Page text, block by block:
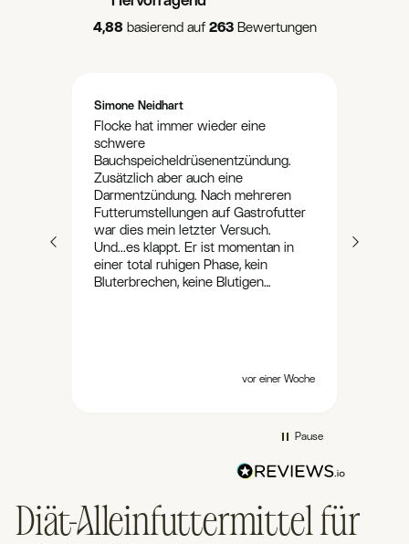
4,88 basierend auf 263 Bewertungen
Simone Neidhart
Flocke hat immer wieder eine
schwere
Bauchspeicheldrüsenentzündung.
Zusätzlich aber auch eine
Darmentzündung. Nach mehreren
Futterumstellungen auf Gastrofutter
war dies mein letzter Versuch.
Und...es klappt. Er ist momentan in
einer total ruhigen Phase, kein
Bluterbrechen, keine Blutigen
auch nichts, garnichts weiter wie
vor einer Woche
Pause
Diät-Alleinfuttermittel für